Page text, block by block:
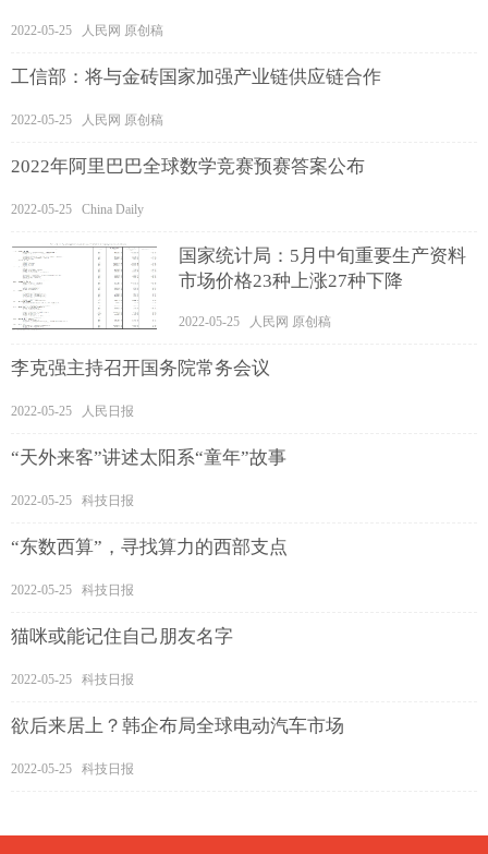
2022-05-25 人民网 原创稿
工信部：将与金砖国家加强产业链供应链合作
2022-05-25 人民网 原创稿
2022年阿里巴巴全球数学竞赛预赛答案公布
2022-05-25 China Daily
国家统计局：5月中旬重要生产资料
市场价格23种上涨27种下降
2022-05-25 人民网 原创稿
李克强主持召开国务院常务会议
2022-05-25 人民日报
“天外来客”讲述太阳系“童年”故事
2022-05-25 科技日报
“东数西算”，寻找算力的西部支点
2022-05-25 科技日报
猫咪或能记住自己朋友名字
2022-05-25 科技日报
欲后来居上？韩企布局全球电动汽车市场
2022-05-25 科技日报